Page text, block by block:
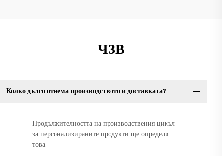
ЧЗВ
Колко дълго отнема производството и доставката?
Продължителността на производствения цикъл
за персонализираните продукти ще определи
това.